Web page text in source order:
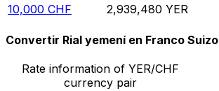
10,000 CHF 2,939,480 YER
Convertir Rial yemení en Franco Suizo
Rate information of YER/CHF
currency pair